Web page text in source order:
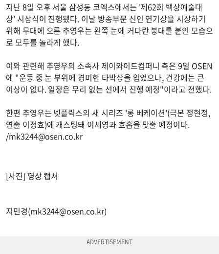
지난 8일 오후 서울 삼성동 코엑스에서는 '제62회 백상예술대
상' 시상식이 진행됐다. 이날 방송부문 신인 연기상을 시상하기
위해 무대에 오른 추영우는 왼쪽 눈에 커다란 붕대를 붙인 모습으
로 모두를 놀라게 했다.
이와 관련해 추영우의 소속사 제이와이드컴퍼니 측은 9일 OSEN
에 "운동 중 눈 부위에 경미한 타박상을 입었으나, 건강에는 큰
이상이 없다. 일정은 무리 없는 선에서 진행 예정"이라고 전했다.
한편 추영우는 넷플릭스의 새 시리즈 '롱 베케이션'(극본 정현정,
연출 이정효)에 캐스팅돼 이세영과 호흡을 맞출 예정이다.
/mk3244@osen.co.kr
[사진] 영상 캡쳐
지민경(mk3244@osen.co.kr)